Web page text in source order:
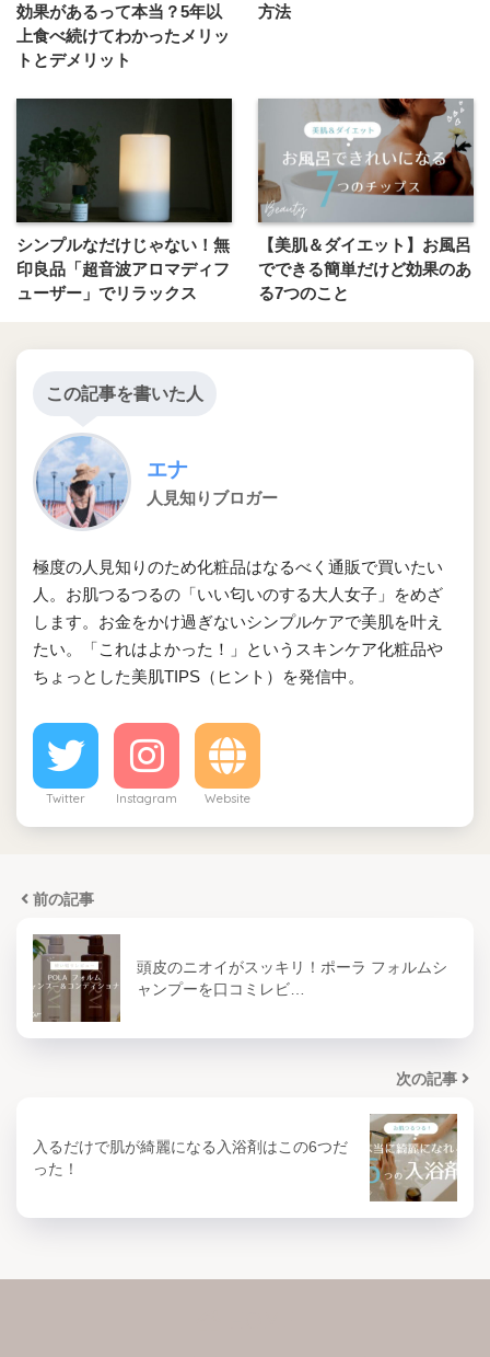
効果があるって本当？5年以
上食べ続けてわかったメリッ
トとデメリット
方法
シンプルなだけじゃない！無
印良品「超音波アロマディフ
ューザー」でリラックス
【美肌＆ダイエット】お風呂
でできる簡単だけど効果のあ
る7つのこと
この記事を書いた人
エナ
人見知りブロガー
極度の人見知りのため化粧品はなるべく通販で買いたい
人。お肌つるつるの「いい匂いのする大人女子」をめざ
します。お金をかけ過ぎないシンプルケアで美肌を叶え
たい。「これはよかった！」というスキンケア化粧品や
ちょっとした美肌TIPS（ヒント）を発信中。
Twitter Instagram Website
前の記事
頭皮のニオイがスッキリ！ポーラ フォルムシ
ャンプーを口コミレビ…
次の記事
入るだけで肌が綺麗になる入浴剤はこの6つだ
った！